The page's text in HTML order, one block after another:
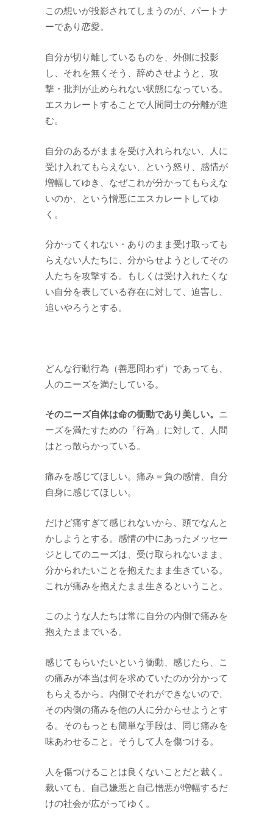
この想いが投影されてしまうのが、パートナ
ーであり恋愛。
自分が切り離しているものを、外側に投影
し、それを無くそう、辞めさせようと、攻
撃・批判が止められない状態になっている。
エスカレートすることで人間同士の分離が進
む。
自分のあるがままを受け入れられない、人に
受け入れてもらえない、という怒り、感情が
増幅してゆき、なぜこれが分かってもらえな
いのか、という憎悪にエスカレートしてゆ
く。
分かってくれない・ありのまま受け取っても
らえない人たちに、分からせようとしてその
人たちを攻撃する。もしくは受け入れたくな
い自分を表している存在に対して、迫害し、
追いやろうとする。
どんな行動行為（善悪問わず）であっても、
人のニーズを満たしている。
そのニーズ自体は命の衝動であり美しい。 ニ
ーズを満たすための「行為」に対して、人間
はとっ散らかっている。
痛みを感じてほしい。痛み＝負の感情、自分
自身に感じてほしい。
だけど痛すぎて感じれないから、頭でなんと
かしようとする。感情の中にあったメッセー
ジとしてのニーズは、受け取られないまま、
分かられたいことを抱えたまま生きている。
これが痛みを抱えたまま生きるということ。
このような人たちは常に自分の内側で痛みを
抱えたままでいる。
感じてもらいたいという衝動、感じたら、こ
の痛みが本当は何を求めていたのか分かって
もらえるから。内側でそれができないので、
その内側の痛みを他の人に分からせようとす
る。そのもっとも簡単な手段は、同じ痛みを
味あわせること。そうして人を傷つける。
人を傷つけることは良くないことだと裁く。
裁いても、自己嫌悪と自己憎悪が増幅するだ
けの社会が広がってゆく。